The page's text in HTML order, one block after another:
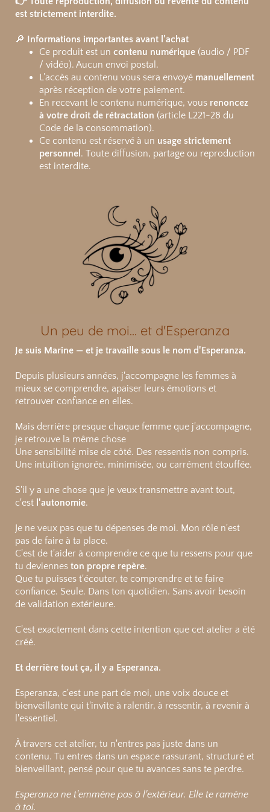
est strictement interdite.
🔎
Informations importantes avant l’achat
Ce produit est un contenu numérique (audio / PDF
/ vidéo). Aucun envoi postal.
L’accès au contenu vous sera envoyé manuellement
après réception de votre paiement.
En recevant le contenu numérique, vous renoncez
à votre droit de rétractation (article L221-28 du
Code de la consommation).
Ce contenu est réservé à un usage strictement
personnel . Toute diffusion, partage ou reproduction
est interdite.
Un peu de moi... et d'Esperanza
Je suis Marine — et je travaille sous le nom d'Esperanza.
Depuis plusieurs années, j'accompagne les femmes à
mieux se comprendre, apaiser leurs émotions et
retrouver confiance en elles.
Mais derrière presque chaque femme que j'accompagne,
je retrouve la même chose
Une sensibilité mise de côté. Des ressentis non compris.
Une intuition ignorée, minimisée, ou carrément étouffée.
S'il y a une chose que je veux transmettre avant tout,
c'est l'autonomie.
Je ne veux pas que tu dépenses de moi. Mon rôle n'est
pas de faire à ta place.
C'est de t'aider à comprendre ce que tu ressens pour que
tu deviennes ton propre repère.
Que tu puisses t'écouter, te comprendre et te faire
confiance. Seule. Dans ton quotidien. Sans avoir besoin
de validation extérieure.
C'est exactement dans cette intention que cet atelier a été
créé.
Et derrière tout ça, il y a Esperanza.
Esperanza, c'est une part de moi, une voix douce et
bienveillante qui t'invite à ralentir, à ressentir, à revenir à
l'essentiel.
À travers cet atelier, tu n'entres pas juste dans un
contenu. Tu entres dans un espace rassurant, structuré et
bienveillant, pensé pour que tu avances sans te perdre.
Esperanza ne t'emmène pas à l'extérieur. Elle te ramène
à toi.